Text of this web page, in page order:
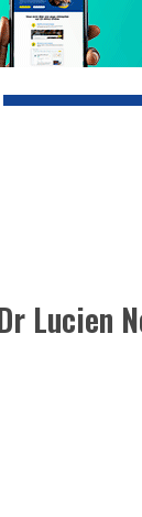
Lucien